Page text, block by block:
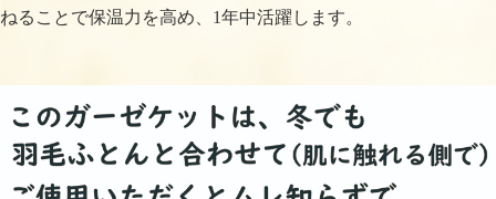
ねることで保温力を高め、1年中活躍します。